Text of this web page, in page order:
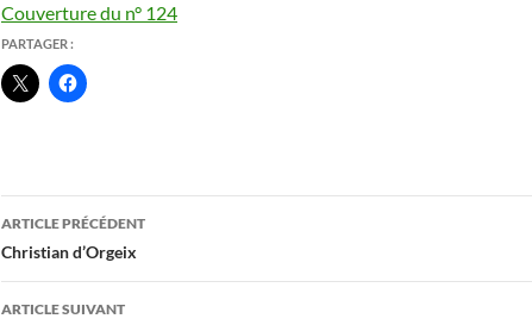
Couverture du n° 124
PARTAGER :
Navigation
des
articles
ARTICLE PRÉCÉDENT
Christian d’Orgeix
ARTICLE SUIVANT